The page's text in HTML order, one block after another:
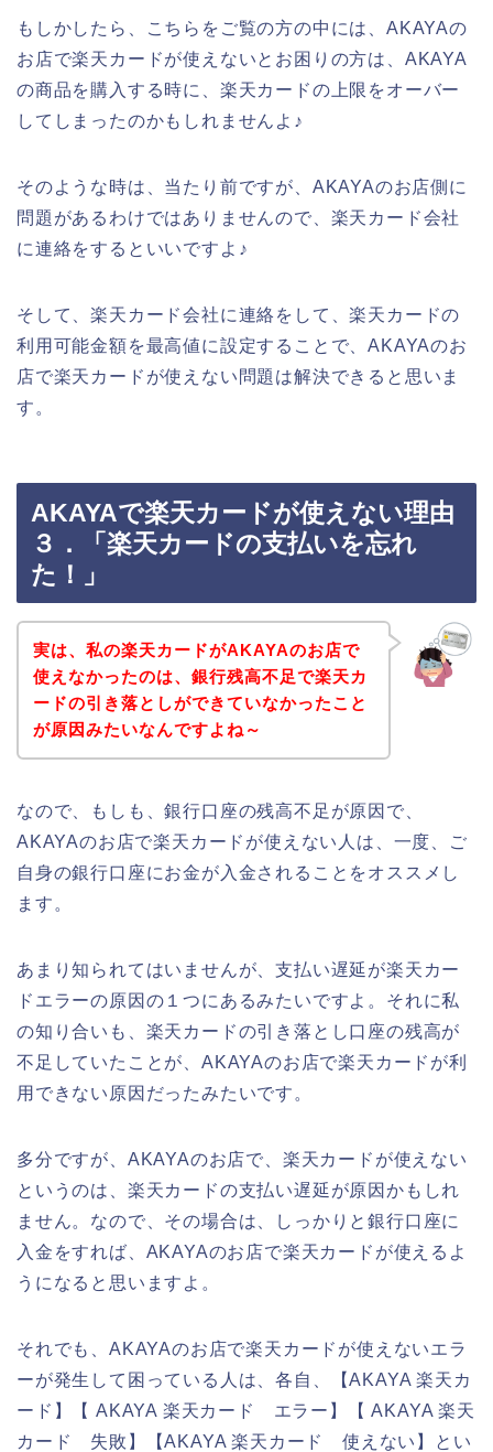
もしかしたら、こちらをご覧の方の中には、AKAYAの
お店で楽天カードが使えないとお困りの方は、AKAYA
の商品を購入する時に、楽天カードの上限をオーバー
してしまったのかもしれませんよ♪
そのような時は、当たり前ですが、AKAYAのお店側に
問題があるわけではありませんので、楽天カード会社
に連絡をするといいですよ♪
そして、楽天カード会社に連絡をして、楽天カードの
利用可能金額を最高値に設定することで、AKAYAのお
店で楽天カードが使えない問題は解決できると思いま
す。
AKAYAで楽天カードが使えない理由
３．「楽天カードの支払いを忘れ
た！」
実は、私の楽天カードがAKAYAのお店で
使えなかったのは、銀行残高不足で楽天カ
ードの引き落としができていなかったこと
が原因みたいなんですよね～
なので、もしも、銀行口座の残高不足が原因で、
AKAYAのお店で楽天カードが使えない人は、一度、ご
自身の銀行口座にお金が入金されることをオススメし
ます。
あまり知られてはいませんが、支払い遅延が楽天カー
ドエラーの原因の１つにあるみたいですよ。それに私
の知り合いも、楽天カードの引き落とし口座の残高が
不足していたことが、AKAYAのお店で楽天カードが利
用できない原因だったみたいです。
多分ですが、AKAYAのお店で、楽天カードが使えない
というのは、楽天カードの支払い遅延が原因かもしれ
ません。なので、その場合は、しっかりと銀行口座に
入金をすれば、AKAYAのお店で楽天カードが使えるよ
うになると思いますよ。
それでも、AKAYAのお店で楽天カードが使えないエラ
ーが発生して困っている人は、各自、【AKAYA 楽天カ
ード】【 AKAYA 楽天カード エラー】【 AKAYA 楽天
カード 失敗】【AKAYA 楽天カード 使えない】とい